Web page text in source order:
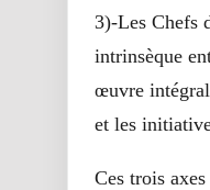
3)-Les Chefs
intrinsèque
œuvre
et les
Ces trois